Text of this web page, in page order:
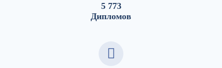
5 773
Дипломов